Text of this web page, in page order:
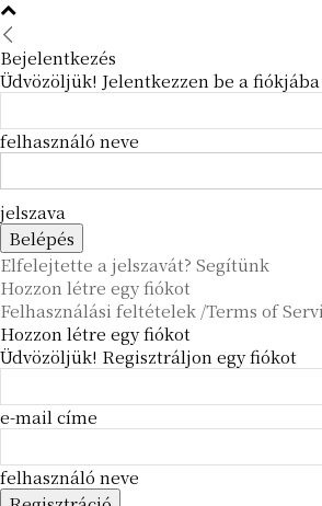
Bejelentkezés
Üdvözöljük! Jelentkezzen be a fiókjába
felhasználó neve
jelszava
Elfelejtette a jelszavát? Segítünk
Hozzon létre egy fiókot
Felhasználási feltételek /Terms of
Hozzon létre egy fiókot
Üdvözöljük! Regisztráljon egy fiókot
e-mail címe
felhasználó neve